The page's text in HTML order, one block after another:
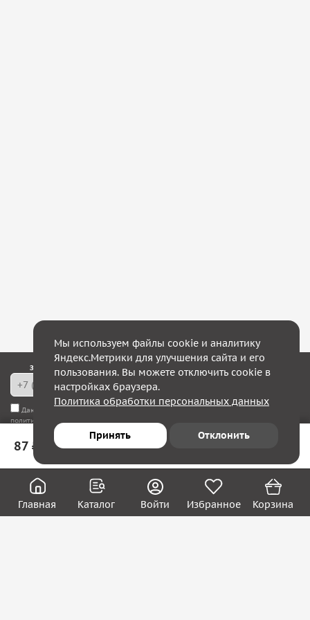
Главная Каталог Избранное
Войти Корзина
87 ₽
Закажите обратный звонок — в течение 10 минут мы с Вами свяжемся!
Даю согласие на обработку моих персональных данных
политикой конфиденциальности
Юридическим лицам
Акции
Вакансии
Контакты
Мы используем файлы cookie и аналитику
Яндекс.Метрики для улучшения сайта и его
пользования. Вы можете отключить cookie в
настройках браузера.
Политика обработки персональных данных
Принять Отклонить